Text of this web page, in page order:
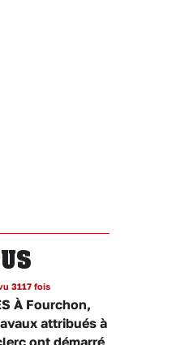
3117 fois
À Fourchon,
attribués à
ont démarré